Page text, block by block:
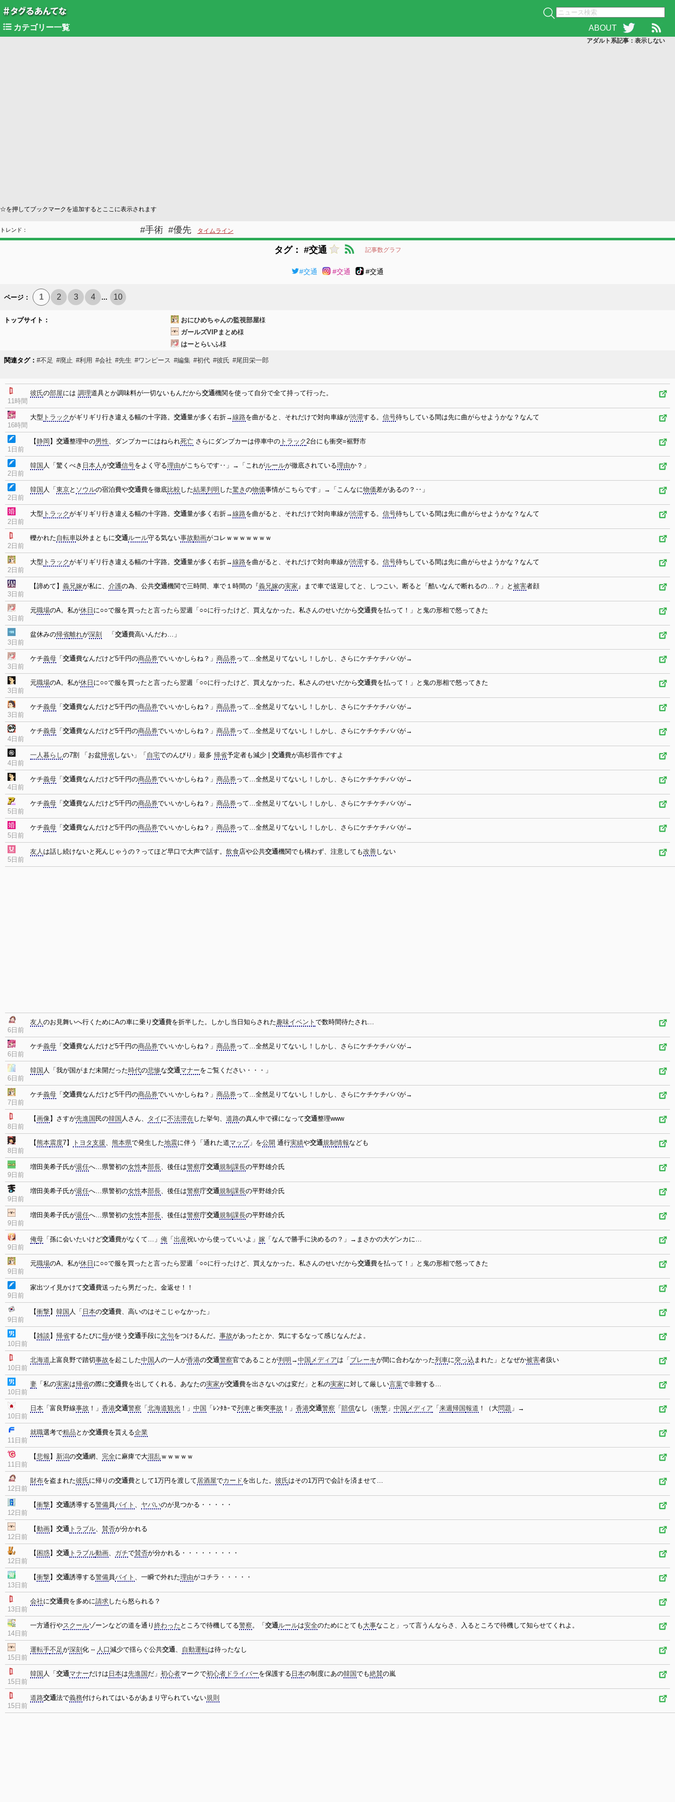
カテゴリー一覧 ABOUT
アダルト系記事：表示しない
☆を押してブックマークを追加するとここに表示されます
#手術 #優先 タイムライン
トレンド：
タグ： #交通 記事数グラフ
#交通 #交通 #交通
ページ： 1 2 3 4 ... 10
トップサイト： おにひめちゃんの監視部屋様
ガールズVIPまとめ様
はーとらいふ様
関連タグ： #不足 #廃止 #利用 #会社 #先生 #ワンピース #編集 #初代 #彼氏 #尾田栄一郎
11時間
彼氏の部屋には 調理道具とか調味料が一切ないもんだから交通機関を使って自分で全て持って行った。
16時間
大型 トラックがギリギリ行き違える幅の十字路。 交通量が多く右折→線路を曲がると、それだけで対向車線が渋滞する。 信号待ちしている間は先に曲がらせようかな？なんて
1日前
【静岡 】 交通整理中の男性、ダンプカーにはねられ死亡 さらにダンプカーは停車中の トラック2台にも衝突=裾野市
2日前
韓国 人「驚くべき 日本人が交通信号をよく守る理由がこちらです‥」→「これがルールが徹底されている理由か？」
2日前
韓国 人「 東京と ソウルの宿泊費や交通費を徹底比較 した結果判明 した驚き の物価事情がこちらです」→「こんなに物価差があるの？‥」
2日前
大型 トラックがギリギリ行き違える幅の十字路。 交通量が多く右折→線路を曲がると、それだけで対向車線が渋滞する。 信号待ちしている間は先に曲がらせようかな？なんて
2日前
轢かれた自転車以外まともに交通ルール守る気ない事故動画がコレｗｗｗｗｗｗｗ
2日前
大型 トラックがギリギリ行き違える幅の十字路。 交通量が多く右折→線路を曲がると、それだけで対向車線が渋滞する。 信号待ちしている間は先に曲がらせようかな？なんて
3日前
【諦めて】 義兄嫁が私に、 介護の為、公共交通機関で三時間、車で１時間の『義兄嫁の実家』まで車で送迎してと、しつこい。断ると「酷いなんで断れるの…？」と 被害者顔
3日前
元職場のA。私が休日 に○○で服を買ったと言ったら翌週「○○に行ったけど、買えなかった。私さんのせいだから交通費を払って！」と鬼の形相で怒ってきた
3日前
盆休みの帰省離れが深刻 「 交通費高いんだわ…」
3日前
ケチ義母 「 交通費なんだけど5千円の商品券でいいかしらね？」 商品券って…全然足りてないし！しかし、さらにケチケチババが→
3日前
元職場のA。私が休日 に○○で服を買ったと言ったら翌週「○○に行ったけど、買えなかった。私さんのせいだから交通費を払って！」と鬼の形相で怒ってきた
3日前
ケチ義母 「 交通費なんだけど5千円の商品券でいいかしらね？」 商品券って…全然足りてないし！しかし、さらにケチケチババが→
4日前
ケチ義母 「 交通費なんだけど5千円の商品券でいいかしらね？」 商品券って…全然足りてないし！しかし、さらにケチケチババが→
4日前
一人暮らしの7割 「お盆帰省しない」「 自宅でのんびり」最多 帰省予定者も減少 | 交通費が高杉晋作ですよ
4日前
ケチ義母 「 交通費なんだけど5千円の商品券でいいかしらね？」 商品券って…全然足りてないし！しかし、さらにケチケチババが→
5日前
ケチ義母 「 交通費なんだけど5千円の商品券でいいかしらね？」 商品券って…全然足りてないし！しかし、さらにケチケチババが→
5日前
ケチ義母 「 交通費なんだけど5千円の商品券でいいかしらね？」 商品券って…全然足りてないし！しかし、さらにケチケチババが→
5日前
友人 は話し続けないと死んじゃうの？ってほど早口で大声で話す。 飲食店や公共交通機関でも構わず、注意しても改善しない
6日前
友人のお見舞いへ行くためにAの車に乗り 交通費を折半した。しかし当日知らされた趣味イベント で数時間待たされ…
6日前
ケチ義母 「 交通費なんだけど5千円の商品券でいいかしらね？」 商品券って…全然足りてないし！しかし、さらにケチケチババが→
6日前
韓国 人「我が国がまだ未開だった時代の悲惨な交通マナーをご覧ください・・・」
7日前
ケチ義母 「 交通費なんだけど5千円の商品券でいいかしらね？」 商品券って…全然足りてないし！しかし、さらにケチケチババが→
8日前
【画像】さすが先進国 民の韓国 人さん、 タイ に不法滞在した挙句、 道路の真ん中で裸になって交通整理www
8日前
【 熊本震度7】 トヨタ支援、 熊本県で発生した地震に伴う「通れた道マップ」を公開 通行実績や交通規制情報なども
9日前
増田美希子氏が退任へ…県警初の女性本部長、後任は警察庁交通規制 課長の平野雄介氏
9日前
増田美希子氏が退任へ…県警初の女性本部長、後任は警察庁交通規制 課長の平野雄介氏
9日前
増田美希子氏が退任へ…県警初の女性本部長、後任は警察庁交通規制 課長の平野雄介氏
9日前
俺母 「孫に会いたいけど交通費がなくて…」 俺 「 出産祝いから使っていいよ」 嫁 「なんで勝手に決めるの？」→まさかの大ゲンカに…
9日前
元職場のA。私が休日 に○○で服を買ったと言ったら翌週「○○に行ったけど、買えなかった。私さんのせいだから交通費を払って！」と鬼の形相で怒ってきた
9日前
家出ツイ見かけて交通費送ったら男だった。金返せ！！
9日前
【衝撃】 韓国 人「 日本の交通費、高いのはそこじゃなかった」
10日前
【雑談 】 帰省するたびに母が使う 交通手段に文句をつけるんだ。 事故があったとか、気にするなって感じなんだよ。
10日前
北海道上富良野で踏切事故を起こした中国 人の一人が香港の交通警察官であることが判明 →中国 メディアは「 ブレーキが間に合わなかった列車に突っ込 まれた」となぜか被害者扱い
10日前
妻 「私の実家は帰省の際に交通費を出してくれる。あなたの実家が交通費を出さないのは変だ」と私の実家に対して厳しい言葉で非難する…
10日前
日本 「富良野線事故 ！」 香港交通警察 「 北海道観光 ！」 中国 「ﾚﾝﾀｶｰで列車と衝突事故 ！」 香港交通警察 「 賠償なし（衝撃 」 中国 メディア 「 来週帰国報道 ！（大問題 」→
11日前
就職選考で粗品 とか交通費を貰える企業
11日前
【悲報 】 新潟の交通網、 完全に麻痺で大混乱ｗｗｗｗｗ
12日前
財布を盗まれた彼氏に帰りの交通費として1万円を渡して居酒屋でカードを出した。 彼氏はその1万円で会計を済ませて…
12日前
【衝撃】 交通誘導する警備員バイト 、 ヤバいのが見つかる・・・・・
12日前
【動画】 交通 トラブル、 賛否が分かれる
12日前
【 困惑】 交通 トラブル動画、 ガチで賛否が分かれる・・・・・・・・・
13日前
【衝撃】 交通誘導する警備員バイト 、一瞬で外れた理由がコチラ・・・・・
13日前
会社に交通費を多めに請求したら怒られる？
14日前
一方通行やスクールゾーンなどの道を通り 終わった ところで待機してる警察。「 交通ルールは安全のためにとても 大事なこと」って言うんならさ、入るところで待機して知らせてくれよ。
15日前
運転手不足が深刻 化 -- 人口減少で揺らぐ公共交通、 自動運転は待ったなし
15日前
韓国 人「 交通マナーだけは 日本は先進国 だ」 初心者マークで初心者 ドライバーを保護する 日本の制度にあの韓国でも絶賛の嵐
15日前
道路交通法で義務付けられてはいるがあまり守られていない規則